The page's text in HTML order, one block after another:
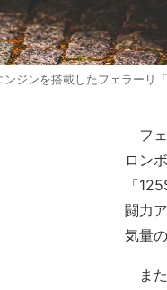
ンジンを搭載したフェラー
フェ
ロン
「
闘力
気量
また